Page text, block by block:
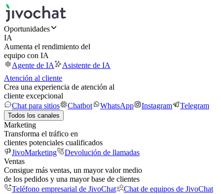
Oportunidades
IA
Aumenta el rendimiento del
equipo con IA
Agente de IA
Asistente de IA
Atención al cliente
Crea una experiencia de atención al
cliente excepcional
Chat para sitios
Chatbot WhatsApp Instagram Telegram
Todos los canales
Marketing
Transforma el tráfico en
clientes potenciales cualificados
JivoMarketing
Devolución de llamadas
Ventas
Consigue más ventas, un mayor valor medio
de los pedidos y una mayor base de clientes
Teléfono empresarial de JivoChat
Chat de equipos de JivoChat